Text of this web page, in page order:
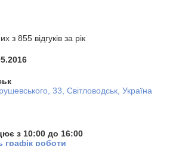
з 855 відгуків за рік
33, Світловодськ, Україна
з 10:00 до 16:00
графік роботи